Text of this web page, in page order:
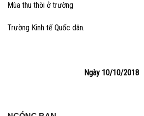
Mùa thu thời ở trường
Trường Kinh tế Quốc dân.
Ngày 10/10/2018